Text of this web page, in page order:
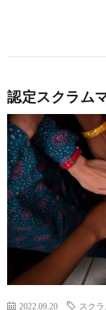
認定スクラム
2022.09.20 スクラ